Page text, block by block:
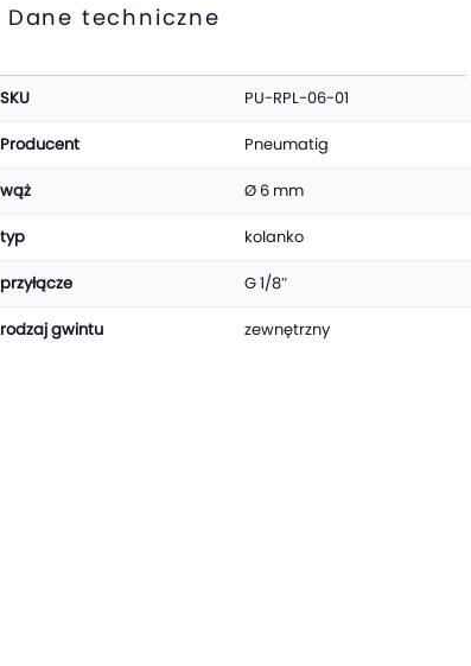
Dane techniczne
SKU PU-RPL-06-01
Producent Pneumatig
wąż Ø 6 mm
typ kolanko
przyłącze G 1/8″
rodzaj gwintu zewnętrzny